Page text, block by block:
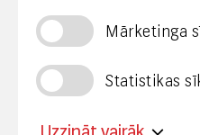
un sekmēt motivāciju
Lai arī valsts
līmenis tiek vērtēts kā
šajā jomā varētu
Mārketinga
Statistikas